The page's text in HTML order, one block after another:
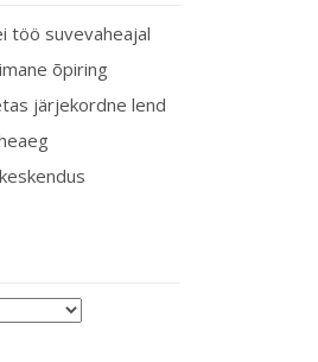
töö suvevaheajal
õpiring
järjekordne lend